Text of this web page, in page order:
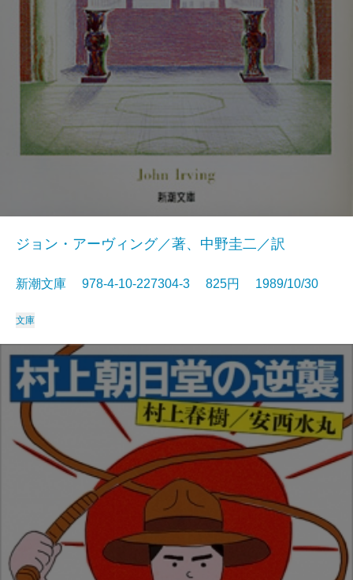
ジョン・アーヴィング／著、中野圭二／訳
新潮文庫 978-4-10-227304-3 825円 1989/10/30
文庫